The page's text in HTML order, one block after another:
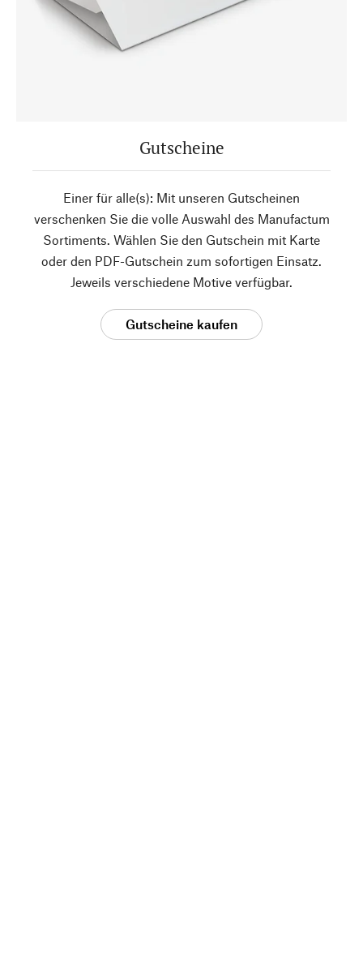
Gutscheine
Einer für alle(s): Mit unseren Gutscheinen
verschenken Sie die volle Auswahl des Manufactum
Sortiments. Wählen Sie den Gutschein mit Karte
oder den PDF-Gutschein zum sofortigen Einsatz.
Jeweils verschiedene Motive verfügbar.
Gutscheine kaufen